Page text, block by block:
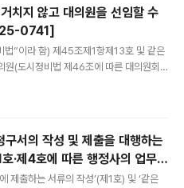
말하며, 이하 같음.)의 명칭 중 고유명칭
더라도 고유명칭 다음에 “학원”을 붙여
할 수 있는지?(질의 가·나 모두 해당 시
로 잘못..
치지 않고 대의원을 선임할 수
25-0741]
법”이라 함) 제45조제1항제13호 및 같은
(도시정비법 제46조에 따른 대의원회
결을 거쳐야 한다고 규정하고 있는 한편,
고 규정하고 있는바,조합(도시정비법 제
정관으로 총회의 의결을 거치지 않고 대
도시정비법 시행령 제43조제6호 단서에
의원회..
서의 작성 및 제출을 대행하는
·제4호에 따른 행정사의 업무에
제출하는 서류의 작성’(제1호) 및 ‘같은